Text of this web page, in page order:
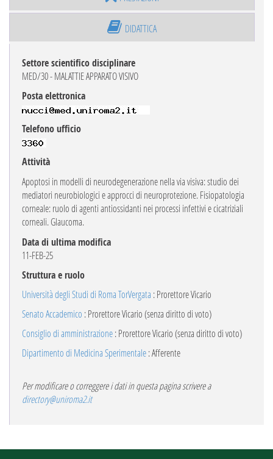
DIDATTICA
Settore scientifico disciplinare
MED/30 - MALATTIE APPARATO VISIVO
Posta elettronica
Telefono ufficio
Attività
Apoptosi in modelli di neurodegenerazione nella via visiva: studio dei
mediatori neurobiologici e approcci di neuroprotezione. Fisiopatologia
corneale: ruolo di agenti antiossidanti nei processi infettivi e cicatriziali
corneali. Glaucoma.
Data di ultima modifica
11-FEB-25
Struttura e ruolo
Università degli Studi di Roma TorVergata : Prorettore Vicario
Senato Accademico : Prorettore Vicario (senza diritto di voto)
Consiglio di amministrazione: Prorettore Vicario (senza diritto di voto)
Dipartimento di Medicina Sperimentale: Afferente
Per modificare o correggere i dati in questa pagina scrivere a
directory@uniroma2.it